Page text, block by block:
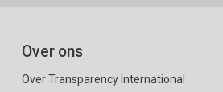
Over ons
Over Transparency International